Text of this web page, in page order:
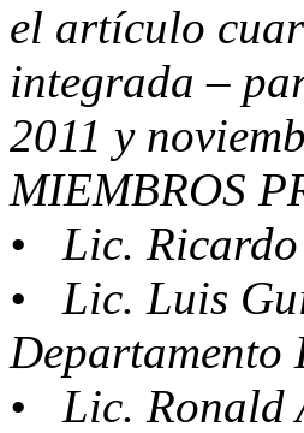
el artículo
integrada –
2011 y
MIEMBROS
• Lic. Ricardo
• Lic. Luis
Departamento
• Lic.